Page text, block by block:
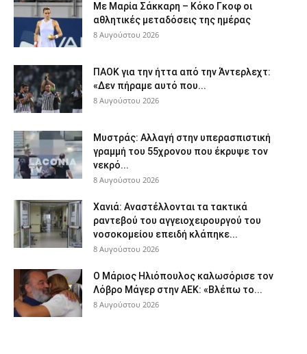
Με Μαρία Σάκκαρη – Κόκο Γκοφ οι
αθλητικές μεταδόσεις της ημέρας
8 Αυγούστου 2026
ΠΑΟΚ για την ήττα από την Άντερλεχτ:
«Δεν πήραμε αυτό που...
8 Αυγούστου 2026
Μυστράς: Αλλαγή στην υπερασπιστική
γραμμή του 55χρονου που έκρυψε τον
νεκρό...
8 Αυγούστου 2026
Χανιά: Aναστέλλονται τα τακτικά
ραντεβού του αγγειοχειρουργού του
νοσοκομείου επειδή κλάπηκε...
8 Αυγούστου 2026
Ο Μάριος Ηλιόπουλος καλωσόρισε τον
Λόβρο Μάγερ στην ΑΕΚ: «Βλέπω το...
8 Αυγούστου 2026